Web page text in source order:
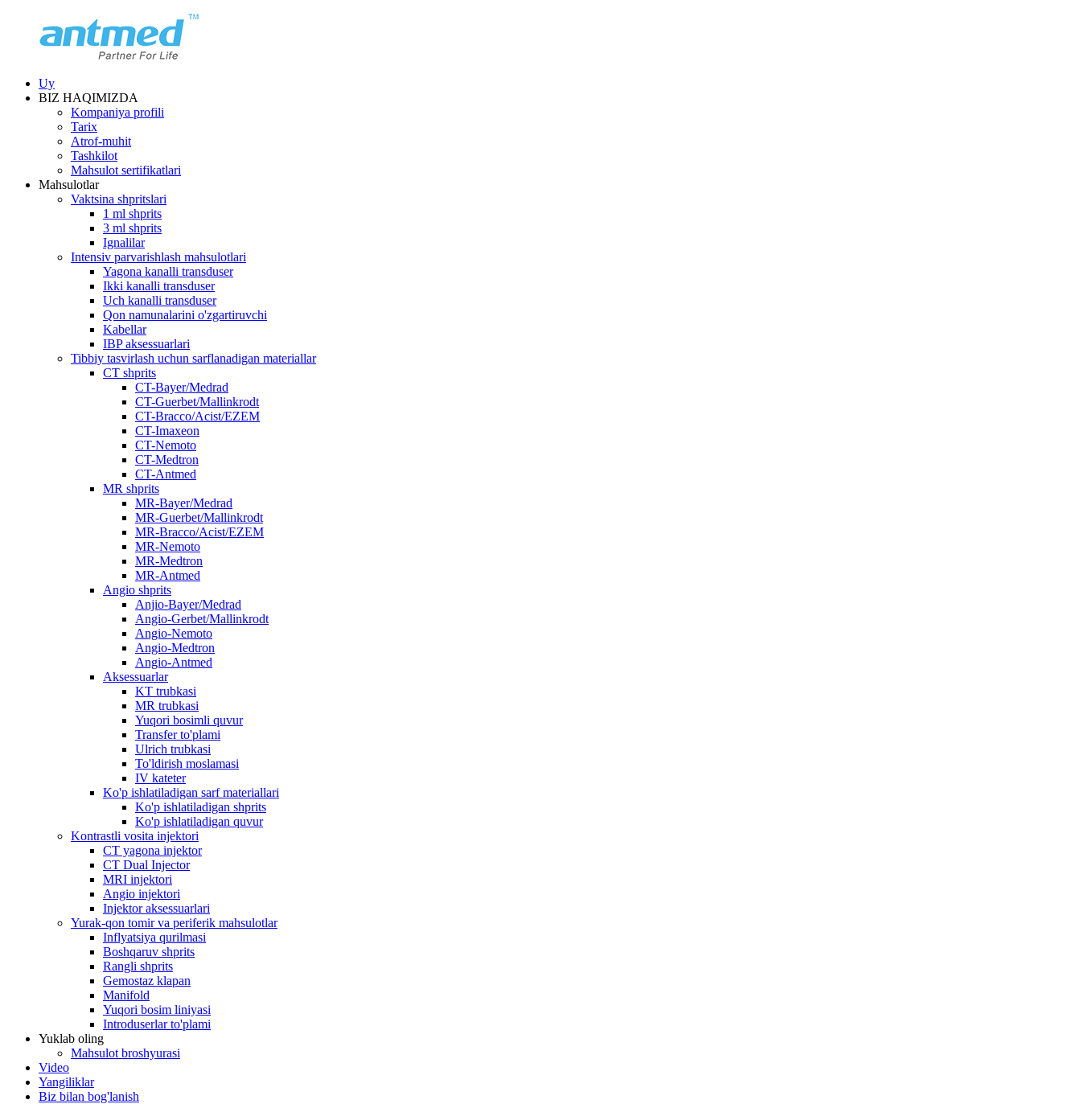
Uy
BIZ HAQIMIZDA
Kompaniya profili
Tarix
Atrof-muhit
Tashkilot
Mahsulot sertifikatlari
Mahsulotlar
Vaktsina shpritslari
1 ml shprits
3 ml shprits
Ignalilar
Intensiv parvarishlash mahsulotlari
Yagona kanalli transduser
Ikki kanalli transduser
Uch kanalli transduser
Qon namunalarini o'zgartiruvchi
Kabellar
IBP aksessuarlari
Tibbiy tasvirlash uchun sarflanadigan materiallar
CT shprits
CT-Bayer/Medrad
CT-Guerbet/Mallinkrodt
CT-Bracco/Acist/EZEM
CT-Imaxeon
CT-Nemoto
CT-Medtron
CT-Antmed
MR shprits
MR-Bayer/Medrad
MR-Guerbet/Mallinkrodt
MR-Bracco/Acist/EZEM
MR-Nemoto
MR-Medtron
MR-Antmed
Angio shprits
Anjio-Bayer/Medrad
Angio-Gerbet/Mallinkrodt
Angio-Nemoto
Angio-Medtron
Angio-Antmed
Aksessuarlar
KT trubkasi
MR trubkasi
Yuqori bosimli quvur
Transfer to'plami
Ulrich trubkasi
To'ldirish moslamasi
IV kateter
Ko'p ishlatiladigan sarf materiallari
Ko'p ishlatiladigan shprits
Ko'p ishlatiladigan quvur
Kontrastli vosita injektori
CT yagona injektor
CT Dual Injector
MRI injektori
Angio injektori
Injektor aksessuarlari
Yurak-qon tomir va periferik mahsulotlar
Inflyatsiya qurilmasi
Boshqaruv shprits
Rangli shprits
Gemostaz klapan
Manifold
Yuqori bosim liniyasi
Introduserlar to'plami
Yuklab oling
Mahsulot broshyurasi
Video
Yangiliklar
Biz bilan bog'lanish